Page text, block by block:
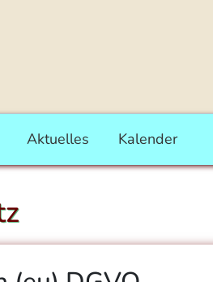
Aktuelles Kalender